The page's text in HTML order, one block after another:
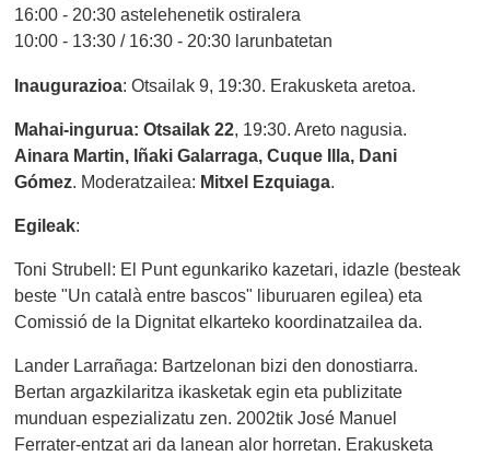
16:00 - 20:30 astelehenetik ostiralera
10:00 - 13:30 / 16:30 - 20:30 larunbatetan
Inaugurazioa: Otsailak 9, 19:30. Erakusketa aretoa.
Mahai-ingurua: Otsailak 22, 19:30. Areto nagusia.
Ainara Martin, Iñaki Galarraga, Cuque Illa, Dani
Gómez. Moderatzailea: Mitxel Ezquiaga.
Egileak:
Toni Strubell: El Punt egunkariko kazetari, idazle (besteak
beste "Un català entre bascos" liburuaren egilea) eta
Comissió de la Dignitat elkarteko koordinatzailea da.
Lander Larrañaga: Bartzelonan bizi den donostiarra.
Bertan argazkilaritza ikasketak egin eta publizitate
munduan espezializatu zen. 2002tik José Manuel
Ferrater-entzat ari da lanean alor horretan. Erakusketa